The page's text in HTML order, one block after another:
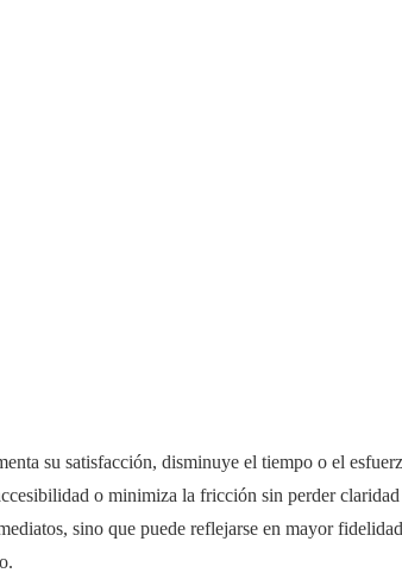
su satisfacción, disminuye el tiempo o el
o minimiza la fricción sin perder
sino que puede reflejarse en mayor